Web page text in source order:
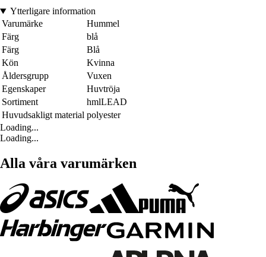
Ytterligare information
Varumärke
Hummel
Färg
blå
Färg
Blå
Kön
Kvinna
Åldersgrupp
Vuxen
Egenskaper
Huvtröja
Sortiment
hmlLEAD
Huvudsakligt material polyester
Loading...
Loading...
Alla våra varumärken